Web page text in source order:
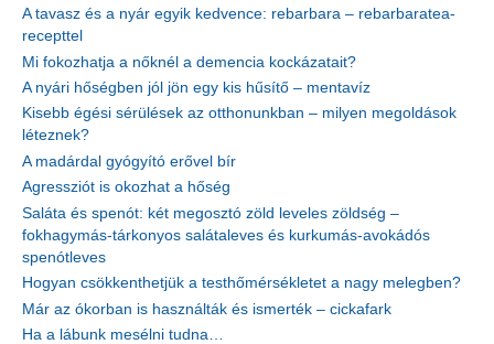
A tavasz és a nyár egyik kedvence: rebarbara – rebarbaratea-
recepttel
Mi fokozhatja a nőknél a demencia kockázatait?
A nyári hőségben jól jön egy kis hűsítő – mentavíz
Kisebb égési sérülések az otthonunkban – milyen megoldások
léteznek?
A madárdal gyógyító erővel bír
Agressziót is okozhat a hőség
Saláta és spenót: két megosztó zöld leveles zöldség –
fokhagymás-tárkonyos salátaleves és kurkumás-avokádós
spenótleves
Hogyan csökkenthetjük a testhőmérsékletet a nagy melegben?
Már az ókorban is használták és ismerték – cickafark
Ha a lábunk mesélni tudna…